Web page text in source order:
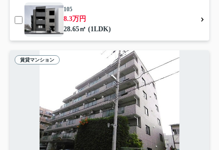
105
8.3万円
28.65㎡ (1LDK)
賃貸マンション